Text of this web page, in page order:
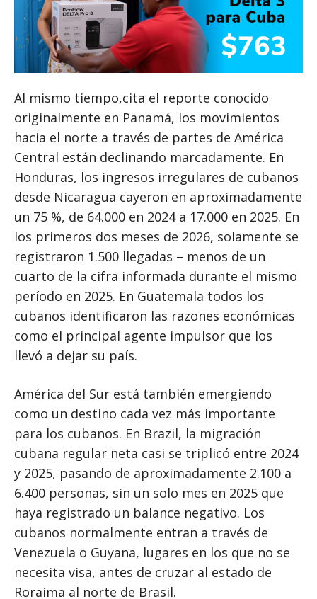
Al mismo tiempo,cita el reporte conocido
originalmente en Panamá, los movimientos
hacia el norte a través de partes de América
Central están declinando marcadamente. En
Honduras, los ingresos irregulares de cubanos
desde Nicaragua cayeron en aproximadamente
un 75 %, de 64.000 en 2024 a 17.000 en 2025. En
los primeros dos meses de 2026, solamente se
registraron 1.500 llegadas – menos de un
cuarto de la cifra informada durante el mismo
período en 2025. En Guatemala todos los
cubanos identificaron las razones económicas
como el principal agente impulsor que los
llevó a dejar su país.
América del Sur está también emergiendo
como un destino cada vez más importante
para los cubanos. En Brazil, la migración
cubana regular neta casi se triplicó entre 2024
y 2025, pasando de aproximadamente 2.100 a
6.400 personas, sin un solo mes en 2025 que
haya registrado un balance negativo. Los
cubanos normalmente entran a través de
Venezuela o Guyana, lugares en los que no se
necesita visa, antes de cruzar al estado de
Roraima al norte de Brasil.